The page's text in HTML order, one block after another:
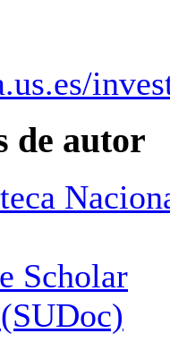
de autor
Scholar